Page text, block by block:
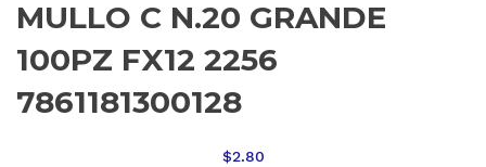
MULLO C N.20 GRANDE
100PZ FX12 2256
7861181300128
$2.80